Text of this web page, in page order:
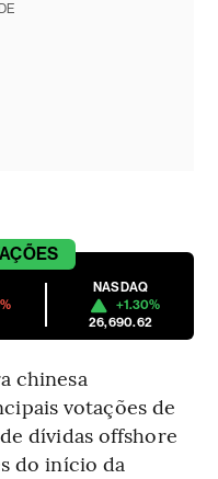
NASDAQ
+1.30%
26,690.62
chinesa
votações de
dívidas offshore
do início da